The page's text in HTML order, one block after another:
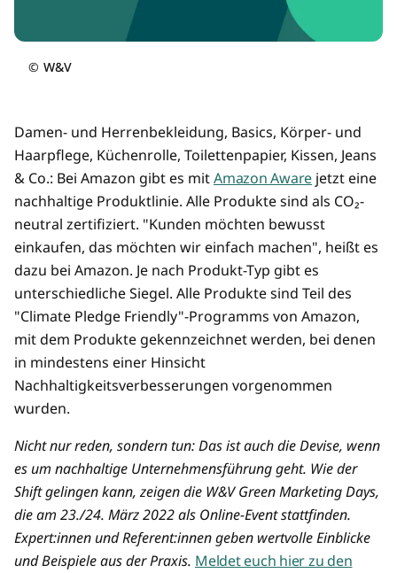
© W&V
Damen- und Herrenbekleidung, Basics, Körper- und
Haarpflege, Küchenrolle, Toilettenpapier, Kissen, Jeans
& Co.: Bei Amazon gibt es mitAmazon Aware jetzt eine
nachhaltige Produktlinie. Alle Produkte sind als CO₂-
neutral zertifiziert. "Kunden möchten bewusst
einkaufen, das möchten wir einfach machen", heißt es
dazu bei Amazon. Je nach Produkt-Typ gibt es
unterschiedliche Siegel. Alle Produkte sind Teil des
"Climate Pledge Friendly"-Programms von Amazon,
mit dem Produkte gekennzeichnet werden, bei denen
in mindestens einer Hinsicht
Nachhaltigkeitsverbesserungen vorgenommen
wurden.
Nicht nur reden, sondern tun: Das ist auch die Devise, wenn
es um nachhaltige Unternehmensführung geht. Wie der
Shift gelingen kann, zeigen die W&V Green Marketing Days,
die am 23./24. März 2022 als Online-Event stattfinden.
Expert:innen und Referent:innen geben wertvolle Einblicke
und Beispiele aus der Praxis. Meldet euch hier zu den